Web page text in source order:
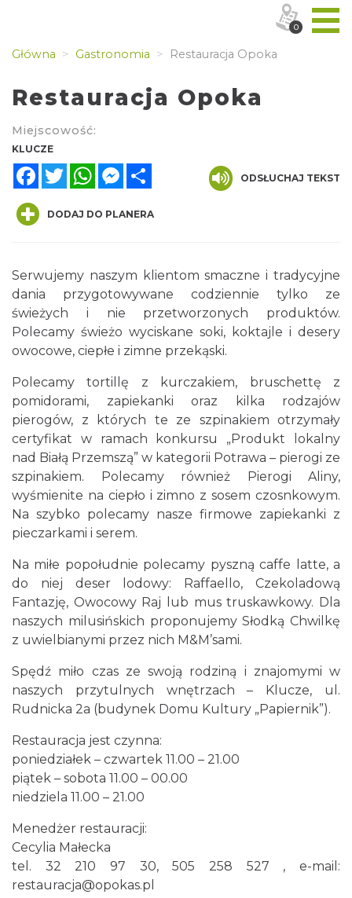
Główna Gastronomia Restauracja Opoka
Restauracja Opoka
Miejscowość:
KLUCZE
FacebookTwitterWhatsAppMessenger
ODSŁUCHAJ TEKST
DODAJ DO PLANERA
Serwujemy naszym klientom smaczne i tradycyjne
dania przygotowywane codziennie tylko ze
świeżych i nie przetworzonych produktów.
Polecamy świeżo wyciskane soki, koktajle i desery
owocowe, ciepłe i zimne przekąski.
Polecamy tortillę z kurczakiem, bruschettę z
pomidorami, zapiekanki oraz kilka rodzajów
pierogów, z których te ze szpinakiem otrzymały
certyfikat w ramach konkursu „Produkt lokalny
nad Białą Przemszą” w kategorii Potrawa – pierogi ze
szpinakiem. Polecamy również Pierogi Aliny,
wyśmienite na ciepło i zimno z sosem czosnkowym.
Na szybko polecamy nasze firmowe zapiekanki z
pieczarkami i serem.
Na miłe popołudnie polecamy pyszną caffe latte, a
do niej deser lodowy: Raffaello, Czekoladową
Fantazję, Owocowy Raj lub mus truskawkowy. Dla
naszych milusińskich proponujemy Słodką Chwilkę
z uwielbianymi przez nich M&M’sami.
Spędź miło czas ze swoją rodziną i znajomymi w
naszych przytulnych wnętrzach – Klucze, ul.
Rudnicka 2a (budynek Domu Kultury „Papiernik”).
Restauracja jest czynna:
poniedziałek – czwartek 11.00 – 21.00
piątek – sobota 11.00 – 00.00
niedziela 11.00 – 21.00
Menedżer restauracji:
Cecylia Małecka
tel. 32 210 97 30, 505 258 527 , e-mail:
restauracja@opokas.pl
0